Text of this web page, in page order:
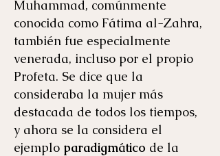
Muhammad, comúnmente
conocida como Fátima al-Zahra,
también fue especialmente
venerada, incluso por el propio
Profeta. Se dice que la
consideraba la mujer más
destacada de todos los tiempos,
y ahora se la considera el
ejemplo paradigmático de la